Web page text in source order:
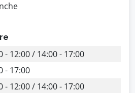
- 12:00 / 14:00 - 17:00
- 17:00
- 12:00 / 14:00 - 17:00